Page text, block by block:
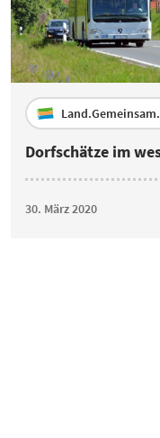
Dorfschätze im
30. März 2020